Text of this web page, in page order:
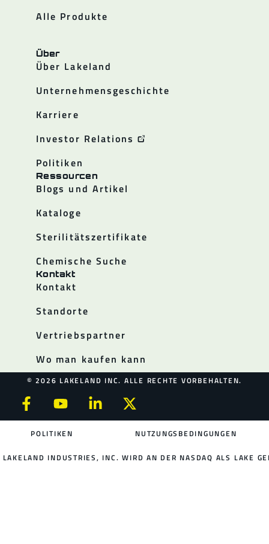
Alle Produkte
Über
Über Lakeland
Unternehmensgeschichte
Karriere
Investor Relations
Politiken
Ressourcen
Blogs und Artikel
Kataloge
Sterilitätszertifikate
Chemische Suche
Kontakt
Kontakt
Standorte
Vertriebspartner
Wo man kaufen kann
© 2026 LAKELAND INC. ALLE RECHTE VORBEHALTEN.
POLITIKEN NUTZUNGSBEDINGUNGEN
LAKELAND INDUSTRIES, INC. WIRD AN DER NASDAQ ALS LAKE